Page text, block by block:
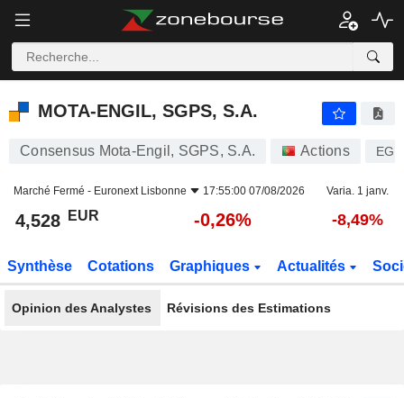
MOTA-ENGIL, SGPS, S.A.
MOTA-ENGIL, SGPS, S.A.
Consensus Mota-Engil, SGPS, S.A. Actions EGL
Marché Fermé - Euronext Lisbonne 17:55:00 07/08/2026 Varia. 1 janv.
4,528 EUR -0,26% -8,49%
Synthèse Cotations Graphiques Actualités
Opinion des Analystes Révisions des Estimations